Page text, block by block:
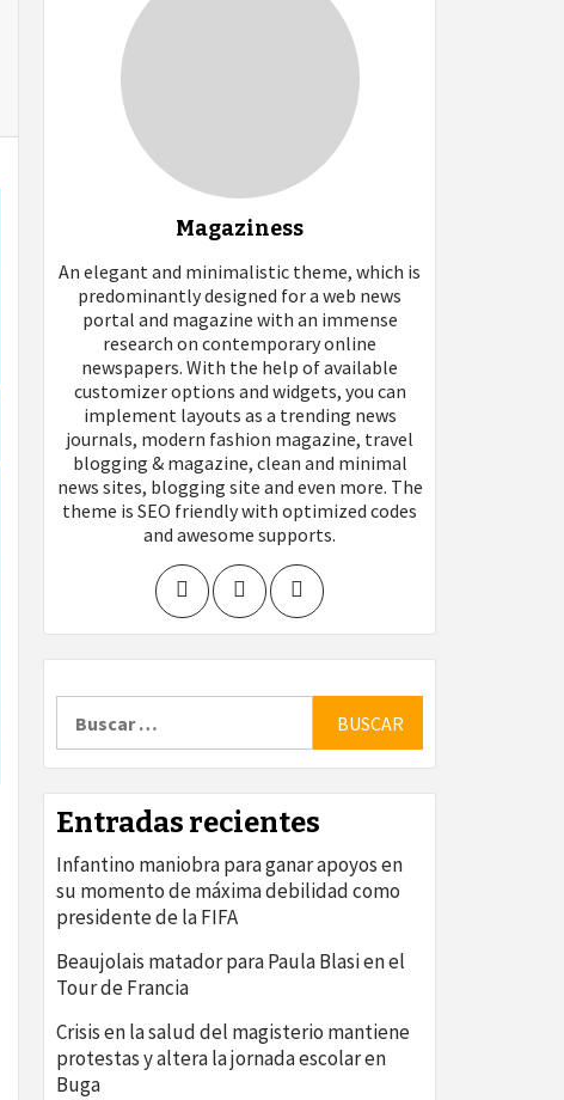
Magaziness
An elegant and minimalistic theme, which is
predominantly designed for a web news
portal and magazine with an immense
research on contemporary online
newspapers. With the help of available
customizer options and widgets, you can
implement layouts as a trending news
journals, modern fashion magazine, travel
blogging & magazine, clean and minimal
news sites, blogging site and even more. The
theme is SEO friendly with optimized codes
and awesome supports.
Entradas recientes
Infantino maniobra para ganar apoyos en
su momento de máxima debilidad como
presidente de la FIFA
Beaujolais matador para Paula Blasi en el
Tour de Francia
Crisis en la salud del magisterio mantiene
protestas y altera la jornada escolar en
Buga